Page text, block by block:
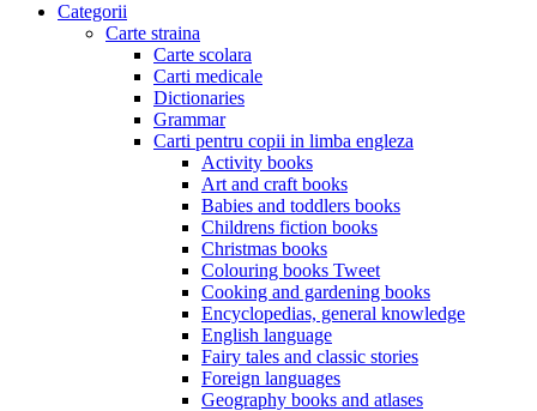
Categorii
Carte straina
Carte scolara
Carti medicale
Dictionaries
Grammar
Carti pentru copii in limba engleza
Activity books
Art and craft books
Babies and toddlers books
Childrens fiction books
Christmas books
Colouring books Tweet
Cooking and gardening books
Encyclopedias, general knowledge
English language
Fairy tales and classic stories
Foreign languages
Geography books and atlases